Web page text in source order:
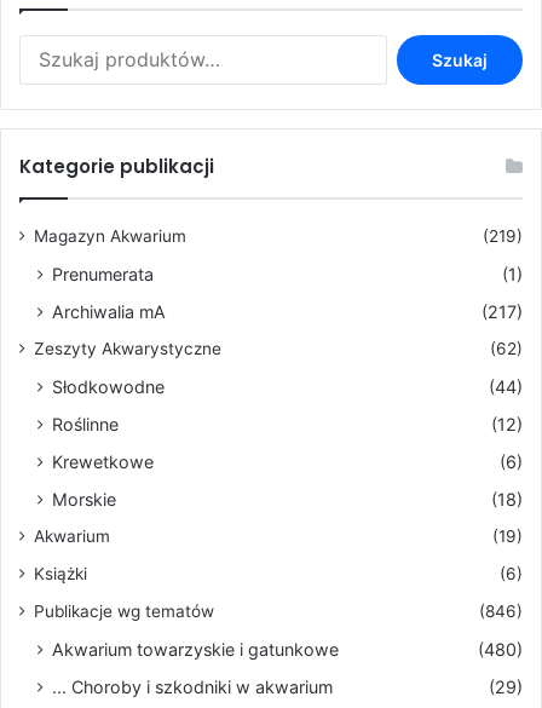
Szukaj
Kategorie publikacji
Magazyn Akwarium (219)
Prenumerata
(1)
Archiwalia mA
(217)
Zeszyty Akwarystyczne (62)
Słodkowodne
(44)
Roślinne
(12)
Krewetkowe
(6)
Morskie
(18)
Akwarium
(19)
Książki
(6)
Publikacje wg tematów
(846)
Akwarium towarzyskie i gatunkowe
(480)
... Choroby i szkodniki w akwarium
(29)